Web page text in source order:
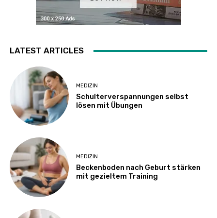
LATEST ARTICLES
MEDIZIN
Schulterverspannungen selbst
lösen mit Übungen
MEDIZIN
Beckenboden nach Geburt stärken
mit gezieltem Training